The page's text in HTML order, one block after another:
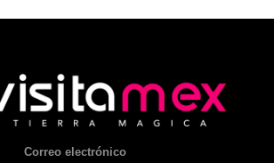
Correo electrónico